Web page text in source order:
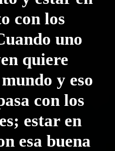
con los
uno
quiere
y eso
con los
estar en
esa buena